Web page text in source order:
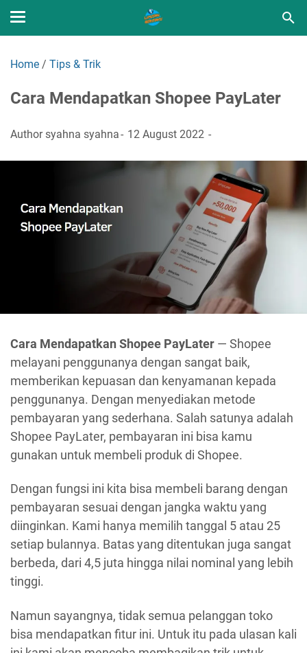
Home / Tips & Trik
Cara Mendapatkan Shopee PayLater
Authorsyahna syahna 12 August 2022
Cara Mendapatkan Shopee PayLater — Shopee
melayani penggunanya dengan sangat baik,
memberikan kepuasan dan kenyamanan kepada
penggunanya. Dengan menyediakan metode
pembayaran yang sederhana. Salah satunya adalah
Shopee PayLater, pembayaran ini bisa kamu
gunakan untuk membeli produk di Shopee.
Dengan fungsi ini kita bisa membeli barang dengan
pembayaran sesuai dengan jangka waktu yang
diinginkan. Kami hanya memilih tanggal 5 atau 25
setiap bulannya. Batas yang ditentukan juga sangat
berbeda, dari 4,5 juta hingga nilai nominal yang lebih
tinggi.
Namun sayangnya, tidak semua pelanggan toko
bisa mendapatkan fitur ini. Untuk itu pada ulasan kali